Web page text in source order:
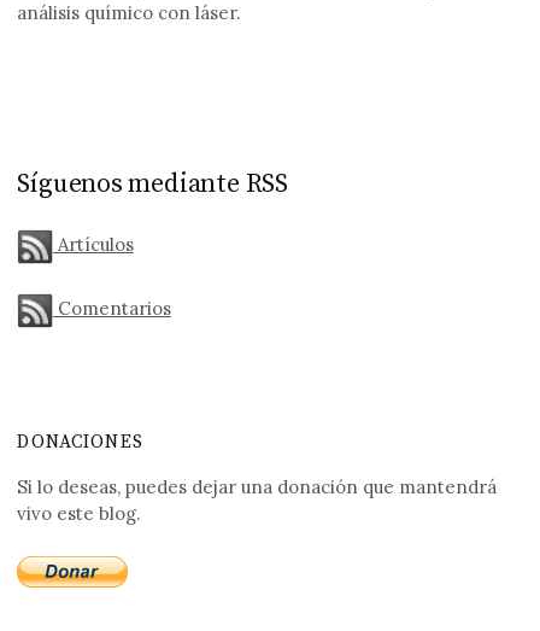
análisis químico con láser.
Síguenos mediante RSS
Artículos
Comentarios
DONACIONES
Si lo deseas, puedes dejar una donación que mantendrá
vivo este blog.